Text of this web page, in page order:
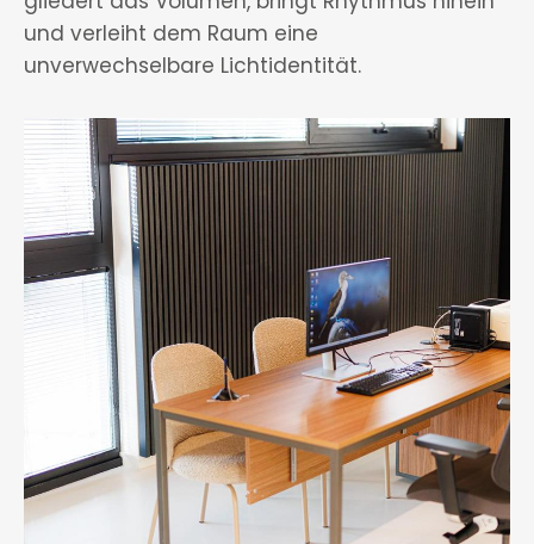
und verleiht dem Raum eine
unverwechselbare Lichtidentität.